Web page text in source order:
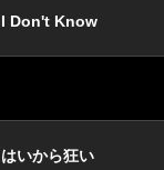
I Don't Know
はいから狂い